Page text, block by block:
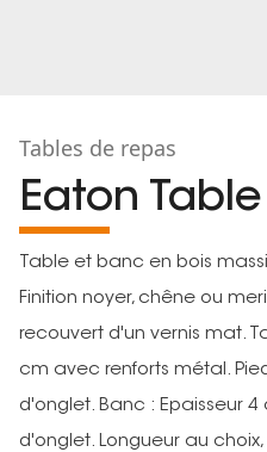
Tables de repas
Eaton
Table et banc en bois
Finition noyer, chêne ou
recouvert d'un vernis mat.
cm avec renforts métal.
d'onglet. Banc : Epaisseur
d'onglet. Longueur au